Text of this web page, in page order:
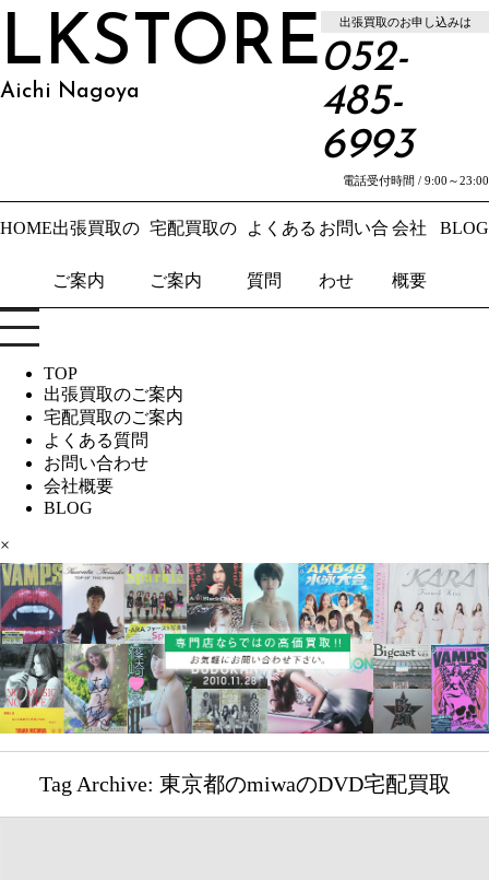
LKSTORE
Aichi Nagoya
出張買取のお申し込みは
052-
485-
6993
電話受付時間 / 9:00～23:00
HOME出張買取の
ご案内
宅配買取の
ご案内
よくある
質問
お問い合
わせ
会社
概要
BLOG
TOP
出張買取のご案内
宅配買取のご案内
よくある質問
お問い合わせ
会社概要
BLOG
×
Tag Archive: 東京都のmiwaのDVD宅配買取